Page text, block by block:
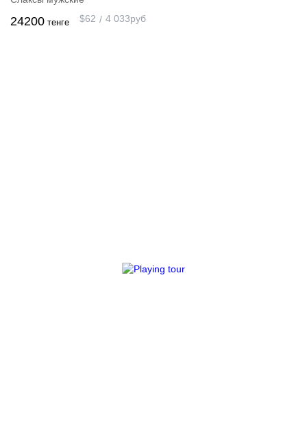
24200 тенге $62 4 033руб